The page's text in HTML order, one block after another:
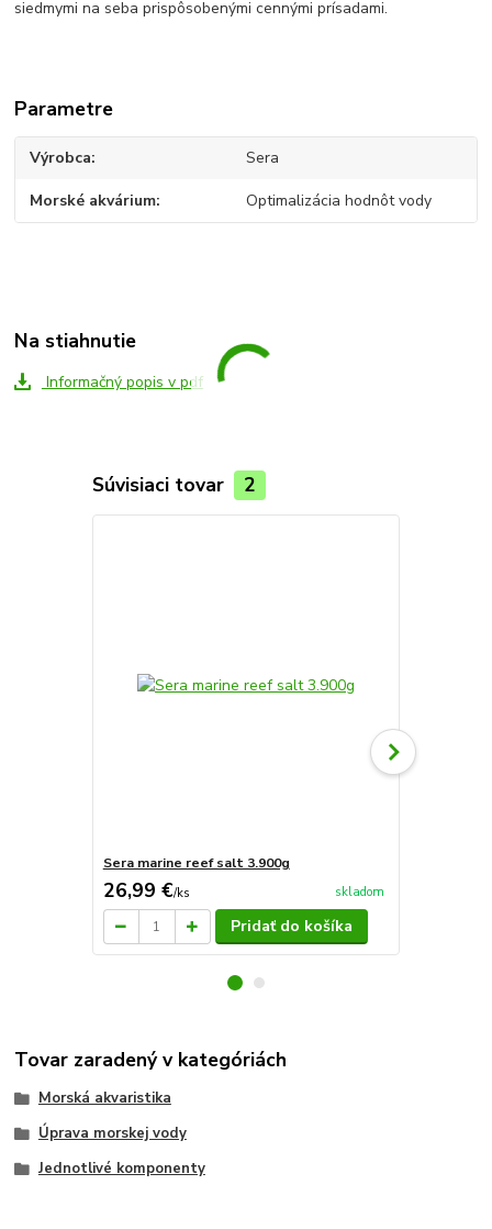
siedmymi na seba prispôsobenými cennými prísadami.
Parametre
Výrobca Sera
Morské akvárium Optimalizácia hodnôt vody
Na stiahnutie
Informačný popis v pdf
Súvisiaci tovar 2
Sera marine reef salt 3.900g
26,99 €/ks skladom
Pridať do košíka
Tovar zaradený v kategóriách
Morská akvaristika
Úprava morskej vody
Jednotlivé komponenty